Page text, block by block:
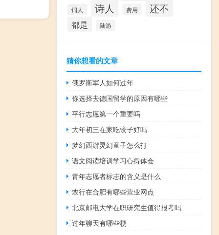
词人 诗人 费用 还不
都是 陆游
猜你想看的文章
俄罗斯军人如何过年
你选择去德国留学的原因有哪些
平行志愿第一个重要吗
大年初三在家吃饺子好吗
梦幻西游灵幻童子怎么打
语文阅读培训学习心得体会
青年志愿者标志的含义是什么
农行在合肥有哪些营业网点
北京邮电大学在职研究生值得报考吗
过年聊天有哪些梗